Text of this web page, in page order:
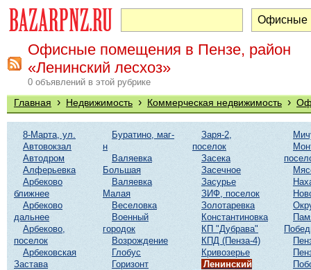
Офисные помещения в Пензе, район
«Ленинский лесхоз»
0 объявлений в этой рубрике
Главная › Недвижимость › Коммерческая недвижимость ›
8-Марта, ул.
Автовокзал
Автодром
Алферьевка
Арбеково
ближнее
Арбеково
дальнее
Арбеково,
поселок
Арбековская
Застава
Буратино, маг-
н
Валяевка
Большая
Валяевка
Малая
Веселовка
Военный
городок
Возрождение
Глобус
Горизонт
Заря-2,
поселок
Засека
Засечное
Засурье
ЗИФ, поселок
Золотаревка
Константиновка
КП "Дубрава"
КПД (Пенза-4)
Кривозерье
Ленинский